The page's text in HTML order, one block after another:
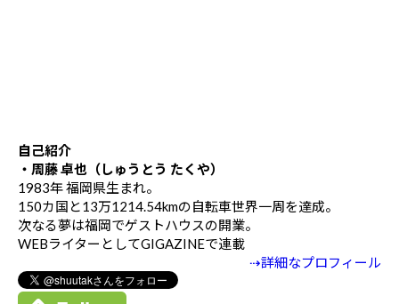
自己紹介
・周藤 卓也（しゅうとう たくや）
1983年 福岡県生まれ。
150カ国と13万1214.54kmの自転車世界一周を達成。
次なる夢は福岡でゲストハウスの開業。
WEBライターとしてGIGAZINEで連載
⇢詳細なプロフィール